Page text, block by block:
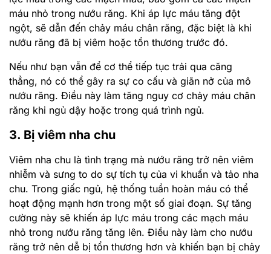
máu nhỏ trong nướu răng. Khi áp lực máu tăng đột
ngột, sẽ dẫn đến chảy máu chân răng, đặc biệt là khi
nướu răng đã bị viêm hoặc tổn thương trước đó.
Nếu như bạn vẫn để cơ thể tiếp tục trải qua căng
thẳng, nó có thể gây ra sự co cấu và giãn nở của mô
nướu răng. Điều này làm tăng nguy cơ chảy máu chân
răng khi ngủ dậy hoặc trong quá trình ngủ.
3. Bị viêm nha chu
Viêm nha chu là tình trạng mà nướu răng trở nên viêm
nhiễm và sưng to do sự tích tụ của vi khuẩn và tảo nha
chu. Trong giấc ngủ, hệ thống tuần hoàn máu có thể
hoạt động mạnh hơn trong một số giai đoạn. Sự tăng
cường này sẽ khiến áp lực máu trong các mạch máu
nhỏ trong nướu răng tăng lên. Điều này làm cho nướu
răng trở nên dễ bị tổn thương hơn và khiến bạn bị chảy